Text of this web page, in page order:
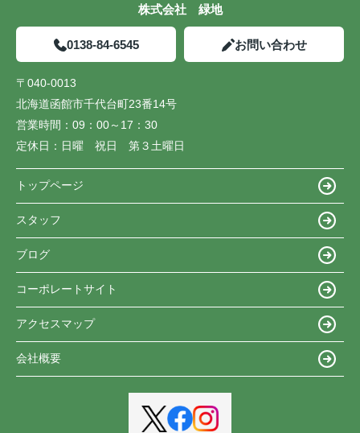
株式会社 緑地
0138-84-6545 お問い合わせ
〒040-0013
北海道函館市千代台町23番14号
営業時間： 09：00～17：30
定休日： 日曜 祝日 第３土曜日
トップページ
スタッフ
ブログ
コーポレートサイト
アクセスマップ
会社概要